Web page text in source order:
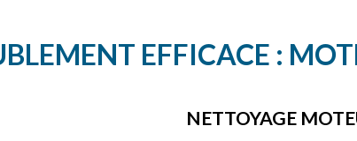
EFFICACE :
NETTOYAGE